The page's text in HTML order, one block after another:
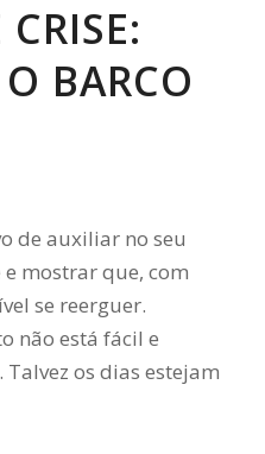
BARCO
de auxiliar no seu
mostrar que, com
se reerguer.
não está fácil e
os dias estejam